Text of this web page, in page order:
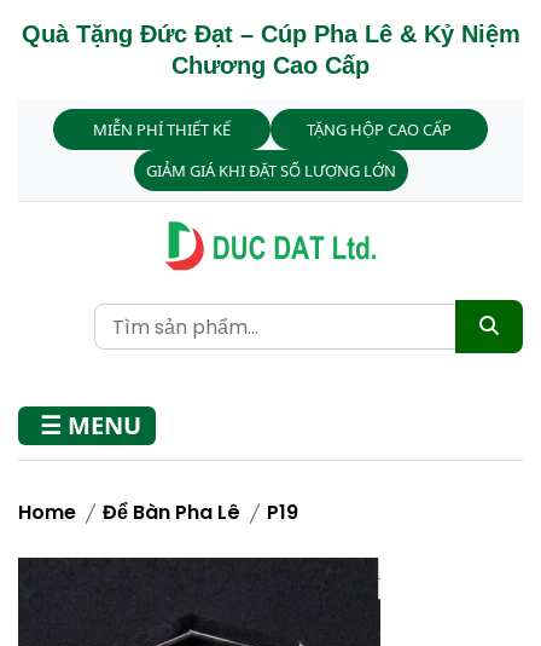
Quà Tặng Đức Đạt – Cúp Pha Lê & Kỷ Niệm
Chương Cao Cấp
MIỄN PHÍ THIẾT KẾ
TẶNG HỘP CAO CẤP
GIẢM GIÁ KHI ĐẶT SỐ LƯỢNG LỚN
☰ MENU
Home Để Bàn Pha Lê P19